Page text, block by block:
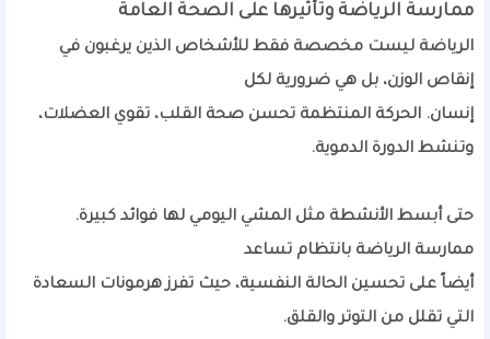
ممارسة الرياضة وتأثيرها على الصحة العامة
الرياضة ليست مخصصة فقط للأشخاص الذين يرغبون في
إنقاص الوزن، بل هي ضرورية لكل
إنسان. الحركة المنتظمة تحسن صحة القلب، تقوي العضلات،
وتنشط الدورة الدموية.
حتى أبسط الأنشطة مثل المشي اليومي لها فوائد كبيرة.
ممارسة الرياضة بانتظام تساعد
أيضاً على تحسين الحالة النفسية، حيث تفرز هرمونات السعادة
التي تقلل من التوتر والقلق.